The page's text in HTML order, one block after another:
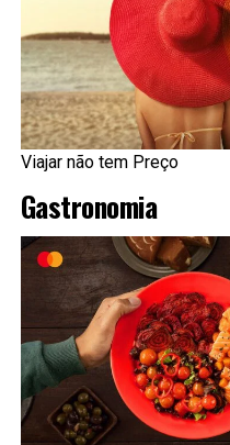
Viajar não tem Preço
Gastronomia